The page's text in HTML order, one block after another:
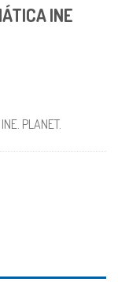
INE
INE. PLANET.